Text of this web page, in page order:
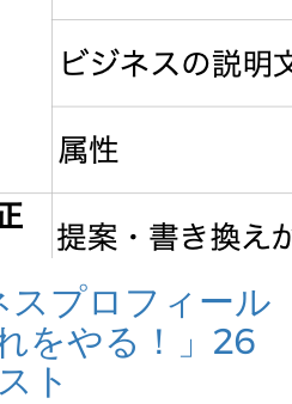
プロフィール
をやる！」26
ト